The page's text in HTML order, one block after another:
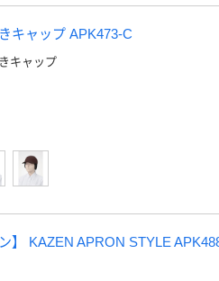
キャップ APK473-C
キャップ
】 KAZEN APRON STYLE